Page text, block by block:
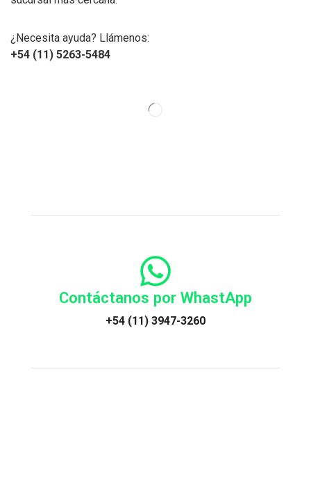
¿Necesita ayuda? Llámenos:
+54 (11) 5263-5484
Contáctanos por WhastApp
+54 (11) 3947-3260